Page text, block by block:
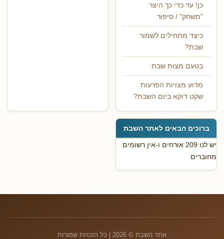
כן! עד כדי כך היצר
"משחק" / סיפור
כיצד מתחילים לשמור
שבת?
בטעם מצות שבת
מדוע מצויות הפרעות
שקט דוקא ביום השבת?
ברוכים הבאים לאתר השבת
יש לנו 209 אורחים ו-אין רשומים
מחוברים
אתר השבת © 2026 | כל הזכויות שמורות